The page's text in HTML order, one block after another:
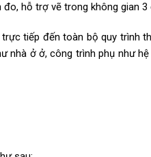
hỗ trợ vẽ trong không gian
tiếp đến toàn bộ quy trình
nhà ở ở, công trình phụ như